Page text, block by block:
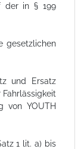
der in § 199
gesetzlichen
und Ersatz
von YOUTH
1 lit. a) bis